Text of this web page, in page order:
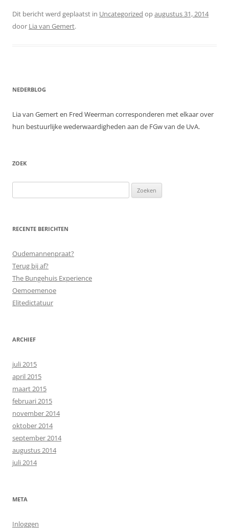
Dit bericht werd geplaatst in Uncategorized opaugustus 31, 2014
door Lia van Gemert.
NEDERBLOG
Lia van Gemert en Fred Weerman corresponderen met elkaar over
hun bestuurlijke wederwaardigheden aan de FGw van de UvA.
ZOEK
naar:
RECENTE BERICHTEN
Oudemannenpraat?
Terug bij af?
The Bungehuis Experience
Oemoemenoe
Elitedictatuur
ARCHIEF
juli 2015
april 2015
maart 2015
februari 2015
november 2014
oktober 2014
september 2014
augustus 2014
juli 2014
META
Inloggen